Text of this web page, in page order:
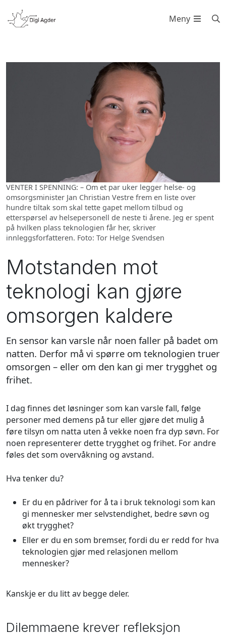
Meny
VENTER I SPENNING: – Om et par uker legger helse- og
omsorgsminister Jan Christian Vestre frem en liste over
hundre tiltak som skal tette gapet mellom tilbud og
etterspørsel av helsepersonell de neste ti årene. Jeg er spent
på hvilken plass teknologien får her, skriver
innleggsforfatteren. Foto: Tor Helge Svendsen
Motstanden mot
teknologi kan gjøre
omsorgen kaldere
En sensor kan varsle når noen faller på badet om
natten. Derfor må vi spørre om teknologien truer
omsorgen – eller om den kan gi mer trygghet og
frihet.
I dag finnes det løsninger som kan varsle fall, følge
personer med demens på tur eller gjøre det mulig å
føre tilsyn om natta uten å vekke noen fra dyp søvn. For
noen representerer dette trygghet og frihet. For andre
føles det som overvåkning og avstand.
Hva tenker du?
Er du en pådriver for å ta i bruk teknologi som kan
gi mennesker mer selvstendighet, bedre søvn og
økt trygghet?
Eller er du en som bremser, fordi du er redd for hva
teknologien gjør med relasjonen mellom
mennesker?
Kanskje er du litt av begge deler.
Dilemmaene krever refleksjon